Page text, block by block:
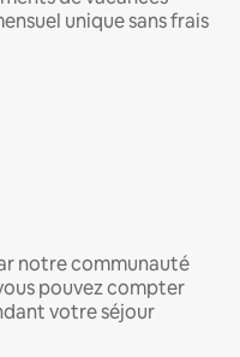
unique sans frais
notre communauté
pouvez compter
votre séjour